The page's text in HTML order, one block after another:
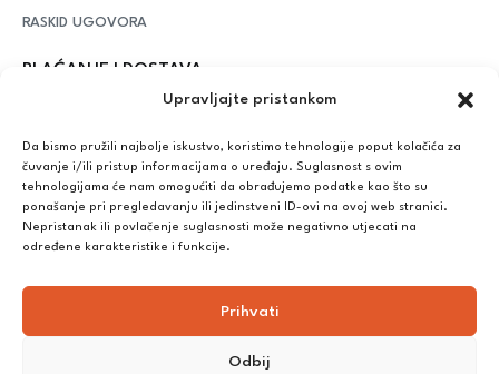
Upravljajte pristankom
Da bismo pružili najbolje iskustvo, koristimo tehnologije poput kolačića za
čuvanje i/ili pristup informacijama o uređaju. Suglasnost s ovim
tehnologijama će nam omogućiti da obrađujemo podatke kao što su
ponašanje pri pregledavanju ili jedinstveni ID-ovi na ovoj web stranici.
Nepristanak ili povlačenje suglasnosti može negativno utjecati na
određene karakteristike i funkcije.
Prihvati
Odbij
RASKID UGOVORA
PLAĆANJE I DOSTAVA
– iznad potrošenih 55 eura dostava je
Plaćanje:
Bankovna transakcija, plaćanje prilikom preuzimanja, CorvusPay